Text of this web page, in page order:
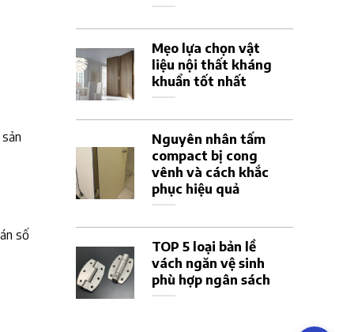
số
Mẹo lựa chọn vật
liệu nội thất kháng
khuẩn tốt nhất
Nguyên nhân tấm
compact bị cong
vênh và cách khắc
phục hiệu quả
TOP 5 loại bản lề
vách ngăn vệ sinh
phù hợp ngân sách